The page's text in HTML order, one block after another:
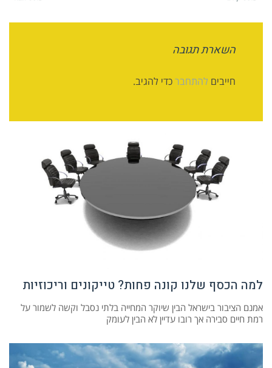
השארת תגובה
חייבים להתחברכדי להגיב.
למה הכסף שלנו קונה פחות? טייקונים וריכוזיות
אמנם הציבור בישראל הבין שיוקר המחייה בלתי נסבל וקשה לשמור על
רמת חיים סבירה אך רובו עדיין לא הבין לעומק